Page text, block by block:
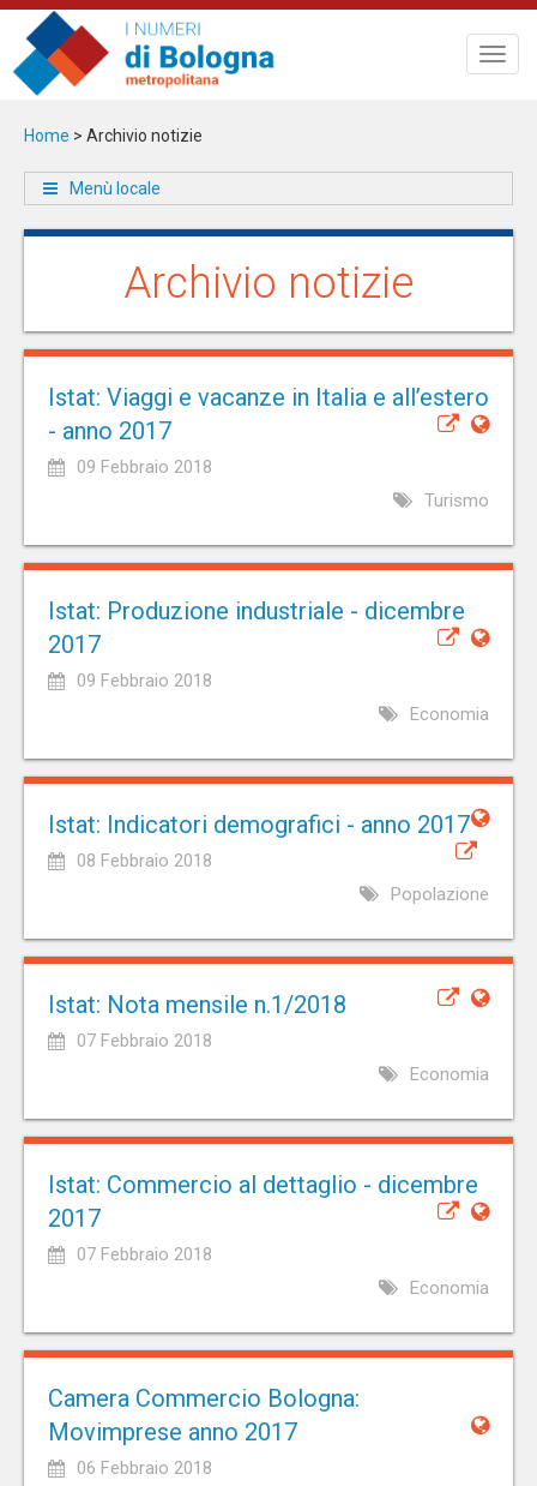
Salta
contenuto
principale
Home > Archivio notizie
Menù locale
Archivio notizie
Istat: Viaggi e vacanze in Italia e all’estero
- anno 2017
09 Febbraio 2018
Turismo
Istat: Produzione industriale - dicembre
2017
09 Febbraio 2018
Economia
Istat: Indicatori demografici - anno 2017
08 Febbraio 2018
Popolazione
Istat: Nota mensile n.1/2018
07 Febbraio 2018
Economia
Istat: Commercio al dettaglio - dicembre
2017
07 Febbraio 2018
Economia
Camera Commercio Bologna:
Movimprese anno 2017
06 Febbraio 2018